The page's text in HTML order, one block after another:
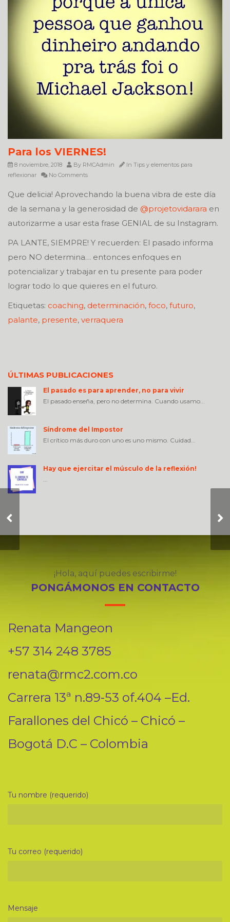
Para los VIERNES!
8 noviembre, 2018 By RMCAdmin In Tips y elementos para
reflexionar
No Comments
Que delicia! Aprovechando la buena vibra de este día
de la semana y la generosidad de @projetovidarara en
autorizarme a usar esta frase GENIAL de su Instagram.
PA LANTE, SIEMPRE! Y recuerden: El pasado informa
pero NO determina… entonces enfoques en
potencializar y trabajar en tu presente para poder
lograr todo lo que quieres en el futuro.
Etiquetas: coaching, determinación, foco, futuro,
palante, presente, verraquera
ÚLTIMAS PUBLICACIONES
El pasado es para aprender, no para vivir
El pasado enseña, pero no determina. Cuando usamo...
Síndrome del Impostor
El crítico más duro con uno es uno mismo. Cuidad...
Hay que ejercitar el músculo de la reflexión!
...
¡Hola, aquí puedes escribirme!
PONGÁMONOS EN CONTACTO
Renata Mangeon
+57 314 248 3785
renata@rmc2.com.co
Carrera 13ª n.89-53 of.404 –Ed.
Farallones del Chicó – Chicó –
Bogotá D.C – Colombia
Tu nombre (requerido)
Tu correo (requerido)
Mensaje